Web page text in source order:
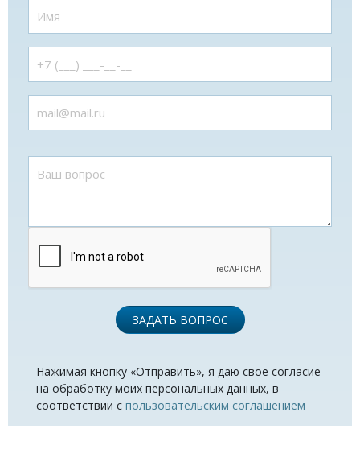
ЗАДАТЬ ВОПРОС
Нажимая кнопку «Отправить», я даю свое согласие
на обработку моих персональных данных, в
соответствии с пользовательским соглашением